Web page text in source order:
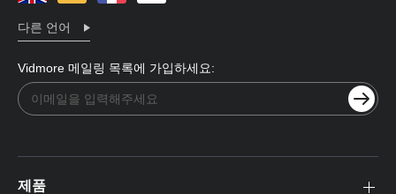
다른 언어
Vidmore 메일링 목록에 가입하세요:
제품